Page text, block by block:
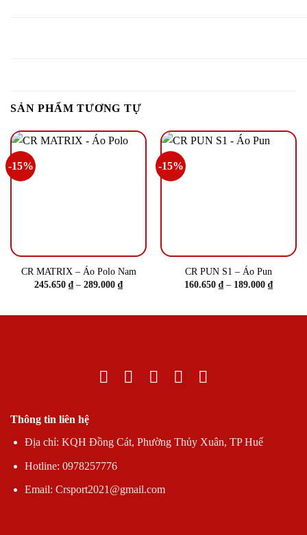
SẢN PHẨM TƯƠNG TỰ
-15%
CR MATRIX – Áo Polo Nam
245.650 ₫ – 289.000 ₫Khoảng
giá:
-15%
CR PUN S1 – Áo Pun
160.650 ₫ – 189.000 ₫Khoảng
giá:
Thông tin liên hệ
Địa chỉ: KQH Đồng Cát, Phường Thủy Xuân, TP Huế
Hotline: 0978257776
Email: Crsport2021@gmail.com